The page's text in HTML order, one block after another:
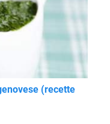
(recette